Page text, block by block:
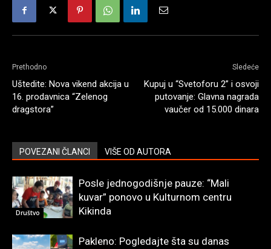
Prethodno
Uštedite: Nova vikend akcija u
16. prodavnica “Zelenog
dragstora”
Sledeće
Kupuj u “Svetoforu 2” i osvoji
putovanje: Glavna nagrada
vaučer od 15.000 dinara
POVEZANI ČLANCI VIŠE OD AUTORA
Društvo
Posle jednogodišnje pauze: “Mali
kuvar” ponovo u Kulturnom centru
Kikinda
Pakleno: Pogledajte šta su danas